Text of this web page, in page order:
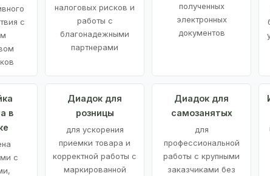
с
налоговых рисков и
работы с
благонадежными
партнерами
полученных
электронных
документов
в
с
Диадок для
розницы
для ускорения
приемки товара и
корректной работы с
маркированной
Диадок для
самозанятых
для
профессиональной
работы с крупными
заказчиками без